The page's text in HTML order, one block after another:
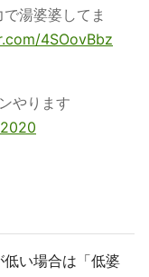
湯婆婆してま
4SOovBbz
やります
い場合は「低婆